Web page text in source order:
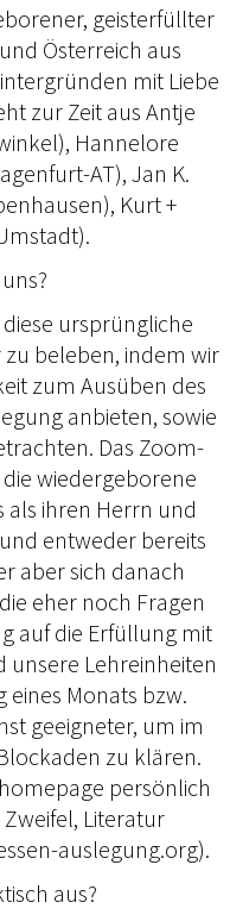
geisterfüllter
Österreich aus
mit Liebe
zur Zeit aus Antje
Hannelore
AT), Jan K.
Kurt +
ursprüngliche
zu beleben, indem wir
zum Ausüben des
anbieten, sowie
Das Zoom-
wiedergeborene
als ihren Herrn und
entweder bereits
aber sich danach
eher noch Fragen
auf die Erfüllung mit
unsere Lehreinheiten
eines Monats bzw.
geeigneter, um im
zu klären.
persönlich
Literatur
auslegung.org).
aus?